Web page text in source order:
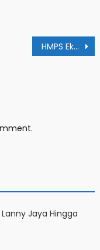
HMPS Ekonomi Syariah Gelar Latihan Kepemimpinan Mahasiswa
Jaya Hingga